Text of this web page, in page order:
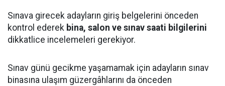
Sınava girecek adayların giriş belgelerini önceden
kontrol ederek bina, salon ve sınav saati bilgilerini
dikkatlice incelemeleri gerekiyor.
Sınav günü gecikme yaşamamak için adayların sınav
binasına ulaşım güzergâhlarını da önceden